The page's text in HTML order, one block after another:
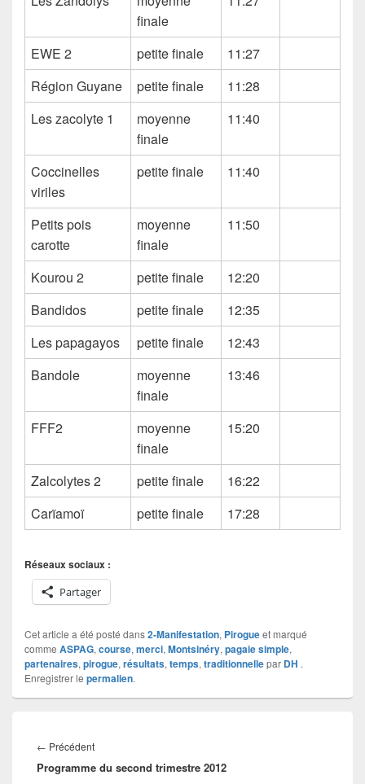
finale
EWE 2 petite finale
11:27
Région Guyane
petite finale
11:28
Les zacolyte 1
moyenne
finale
11:40
Coccinelles
viriles
petite finale 11:40
Petits pois
carotte
moyenne
finale
11:50
Kourou 2 petite finale
12:20
Bandidos
petite finale
12:35
Les papagayos
petite finale
12:43
Bandole
moyenne
finale
13:46
FFF2
moyenne
finale
15:20
Zalcolytes 2 petite finale
16:22
Carïamoï
petite finale 17:28
Réseaux sociaux :
Partager
Cet article a été posté dans2-Manifestation, Pirogueet marqué
comme ASPAG, course, merci, Montsinéry, pagaie simple,
partenaires, pirogue, résultats, temps, traditionnellepar DH .
Enregistrer le permalien.
de
l’article
← PrécédentArticle
précédent :
Programme du second trimestre 2012